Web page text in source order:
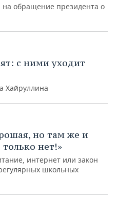
на обращение президента о
с ними уходит
Хайруллина
но там же и
нет!»
интернет или закон
школьных